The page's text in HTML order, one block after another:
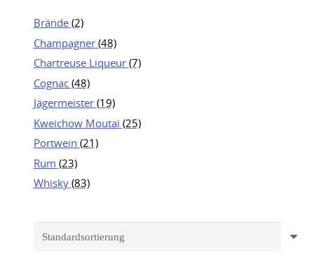
Brände (2)
Champagner (48)
Chartreuse Liqueur (7)
Cognac (48)
Jägermeister (19)
Kweichow Moutai (25)
Portwein (21)
Rum (23)
Whisky (83)